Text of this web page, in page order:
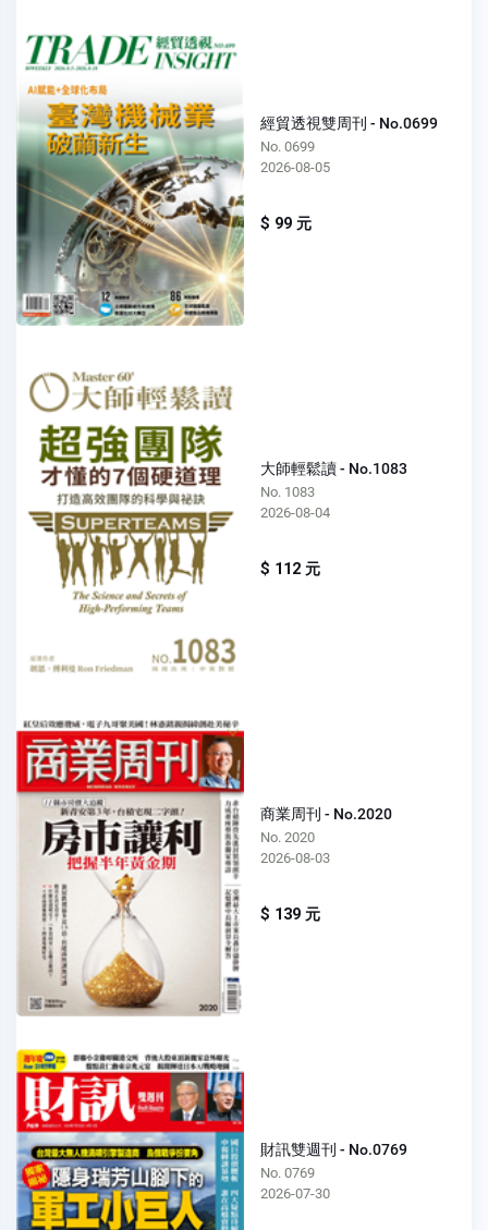
經貿透視雙周刊 - No.0699
No. 0699
2026-08-05
$ 99 元
大師輕鬆讀 - No.1083
No. 1083
2026-08-04
$ 112 元
商業周刊 - No.2020
No. 2020
2026-08-03
$ 139 元
財訊雙週刊 - No.0769
No. 0769
2026-07-30